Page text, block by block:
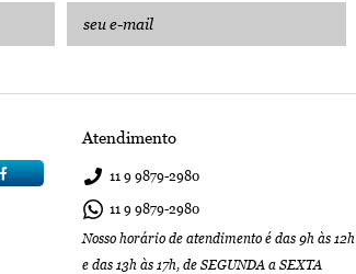
Atendimento
11 99879-2980
11 99879-2980
Nosso horário de atendimento é das 9h às 12h
e das 13h às 17h, de SEGUNDA a SEXTA